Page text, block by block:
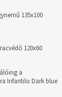
135x100
120x60
a
Infantilo Dark blue